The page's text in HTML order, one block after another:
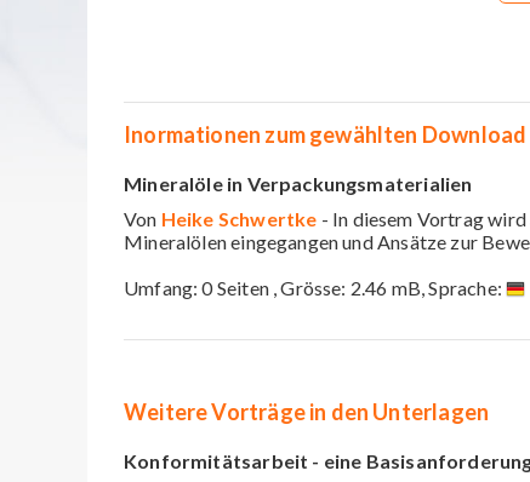
Inormationen zum gewählten Download
Mineralöle in Verpackungsmaterialien
Von Heike Schwertke - In diesem Vortrag
Mineralölen eingegangen und Ansätze zur
Umfang: 0 Seiten , Grösse: 2.46 mB, Sprache:
Weitere Vorträge in den Unterlagen
Konformitätsarbeit - eine